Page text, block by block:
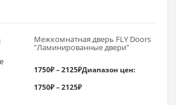
Межкомнатная дверь FLY Doors
"Ламинированные двери"
1750₽–2125₽Диапазон цен:
1750₽ – 2125₽